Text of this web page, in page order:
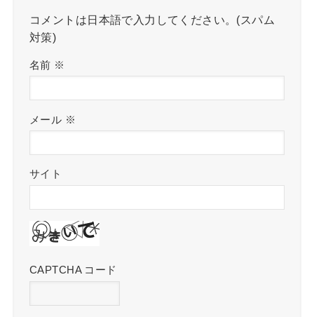
コメントは日本語で入力してください。(スパム
対策)
名前 ※
メール ※
サイト
CAPTCHA コード